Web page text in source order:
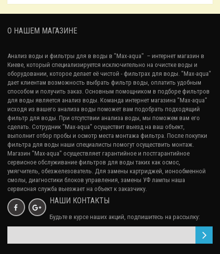
О НАШЕМ МАГАЗИНЕ
Анализ воды и фильтры для в воды в "Max-aqua" – интернет магазин в
Киеве, который специализируется исключительно на очистке воды и
оборудовании, которое делает её чистой - фильтрах для воды. "Max-aqua"
дает клиентам возможность выбрать фильтр воды, оплатить удобным
способом и получить заказ. Основным помощником в подборе фильтров
для воды является анализ воды. Команда интернет магазина "Max-aqua"
исходя из вашего анализа воды поможет вам подобрать подходящий
фильтр для воды. При отсутствии анализа воды, мы поможем вам его
сделать. Сотрудник "Max-aqua" осуществит выезд на ваш объект,
выполнит отбор пробы и осмотр места монтажа фильтра. После покупки
фильтра для воды наши специалисты помогут осуществить монтаж.
Магазин "Max-aqua" осуществляет гарантийное и постгарантийное
сервисное обслуживание фильтров для воды таких как осмос,
умягчитель, обезжелезователь. Для замены картриджей, ионообменной
смолы, диагностики блоков управления, замены УФ лампы наша
сервисная служба выезжает на объект к заказчику.
НАШИ КОНТАКТЫ
Будьте в курсе наших акций, подпишитесь на рассылку: